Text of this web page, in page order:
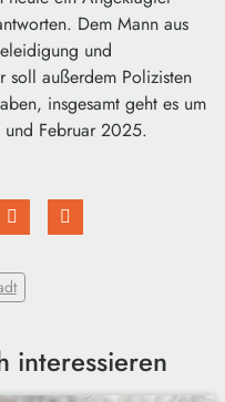
Dem Mann aus
und
soll außerdem Polizisten
insgesamt geht es um
Februar 2025.
interessieren